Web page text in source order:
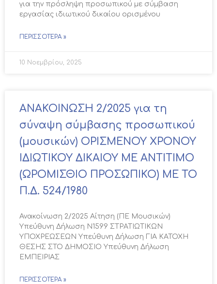
για την πρόσληψη προσωπικού με σύμβαση
εργασίας ιδιωτικού δικαίου ορισμένου
ΠΕΡΙΣΣΌΤΕΡΑ »
10 Νοεμβρίου, 2025
ΑΝΑΚΟΙΝΩΣΗ 2/2025 για τη
σύναψη σύμβασης προσωπικού
(μουσικών) ΟΡΙΣΜΕΝΟΥ ΧΡΟΝΟΥ
ΙΔΙΩΤΙΚΟΥ ΔΙΚΑΙΟΥ ΜΕ ΑΝΤΙΤΙΜΟ
(ΩΡΟΜΙΣΘΙΟ ΠΡΟΣΩΠΙΚΟ) ΜΕ ΤΟ
Π.Δ. 524/1980
Ανακοίνωση 2/2025 Αίτηση (ΠΕ Μουσικών)
Υπεύθυνη Δήλωση N1599 ΣΤΡΑΤΙΩΤΙΚΩΝ
ΥΠΟΧΡΕΩΣΕΩΝ Υπεύθυνη Δήλωση ΓΙΑ ΚΑΤΟΧΗ
ΘΕΣΗΣ ΣΤΟ ΔΗΜΟΣΙΟ Υπεύθυνη Δήλωση
ΕΜΠΕΙΡΙΑΣ
ΠΕΡΙΣΣΌΤΕΡΑ »